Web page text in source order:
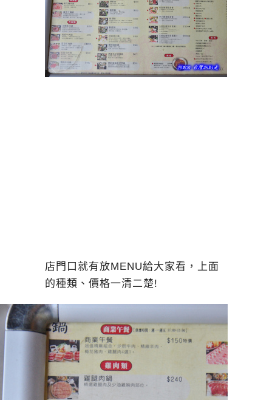
店門口就有放MENU給大家看，上面
的種類、價格一清二楚!